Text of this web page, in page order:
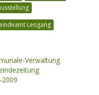
Leogang
Verwaltung
2009